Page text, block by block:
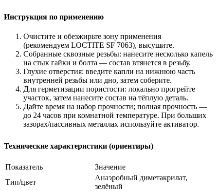
Инструкция по применению
Очистите и обезжирьте зону применения
(рекомендуем LOCTITE SF 7063), высушите.
Собранные сквозные резьбы: нанесите несколько капель
на стык гайки и болта — состав втянется в резьбу.
Глухие отверстия: введите капли на нижнюю часть
внутренней резьбы или дно, затем соберите.
Для герметизации пористости: локально прогрейте
участок, затем нанесите состав на тёплую деталь.
Дайте время на набор прочности; полная прочность —
до 24 часов при комнатной температуре. При больших
зазорах/пассивных металлах используйте активатор.
Технические характеристики (ориентиры)
Показатель
Значение
Тип/цвет
Анаэробный диметакрилат,
зелёный